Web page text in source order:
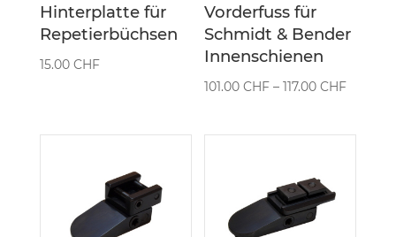
Hinterplatte für
Repetierbüchsen
15.00 CHF
Vorderfuss für
Schmidt & Bender
Innenschienen
101.00CHF –117.00CHF
bis